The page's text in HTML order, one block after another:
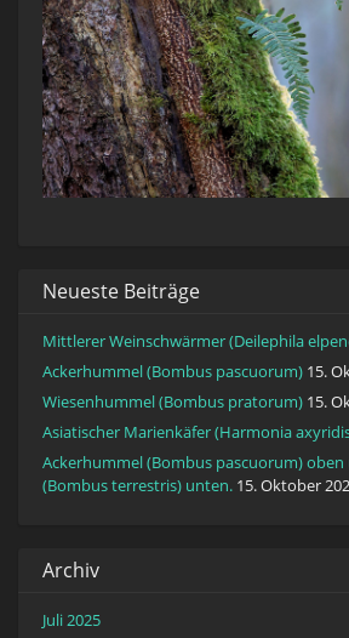
Neueste Beiträge
Mittlerer Weinschwärmer (Deilephila
Ackerhummel (Bombus pascuorum) 15.
Wiesenhummel (Bombus pratorum) 15.
Asiatischer Marienkäfer (Harmonia
Ackerhummel (Bombus pascuorum)
(Bombus terrestris) unten. 15. Oktober
Archiv
Juli 2025